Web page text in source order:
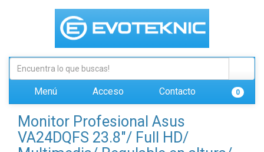
Menú Acceso Contacto 0
Monitor Profesional Asus
VA24DQFS 23.8"/ Full HD/